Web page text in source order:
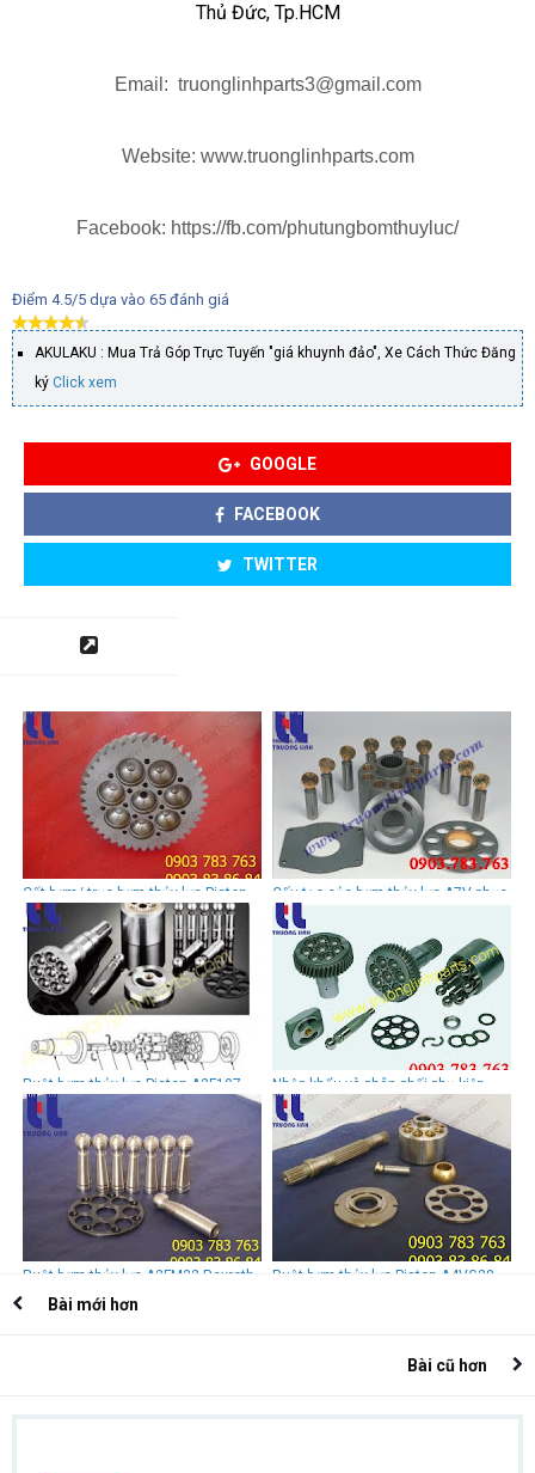
Thủ Đức, Tp.HCM
Email: truonglinhparts3@gmail.com
Website: www.truonglinhparts.com
Facebook: https://fb.com/phutungbomthuyluc/
Điểm 4.5/5 dựa vào 65 đánh giá
AKULAKU : Mua Trả Góp Trực Tuyến "giá khuynh đảo", Xe Cách Thức Đăng
ký Click xem
GOOGLE
FACEBOOK
TWITTER
Cốt bơm/ trục bơm thủy lực Piston
A8VO55
Cấu tạo của bơm thủy lực A7V phục
vụ sửa chữa máy xúc, sửa chữa
máy công trình
Ruột bơm thủy lực Piston A2F107
Rexroth- Uchida cho máy xúc đào
Nhập khẩu và phân phối phụ kiện
ruột bơm thủy lực A8VSR1R
Rexroth-Uchida
Ruột bơm thủy lực A2FM32 Rexroth
Ruột bơm thủy lực Piston A4VG28
Bài mới hơn
Bài cũ hơn